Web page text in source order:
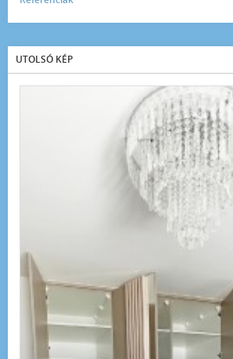
UTOLSÓ KÉP